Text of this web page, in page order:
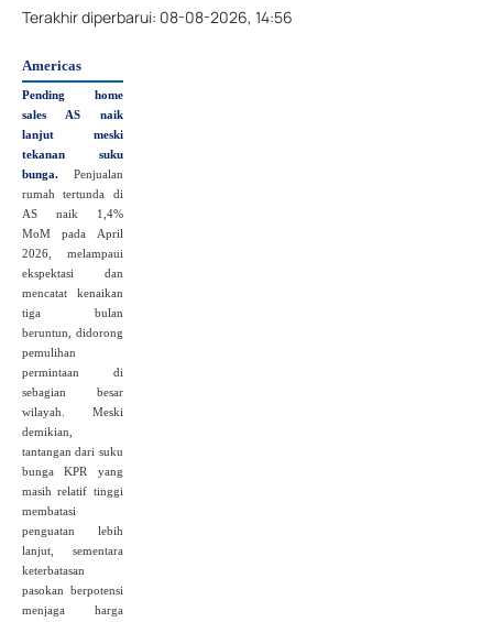
Terakhir diperbarui: 08-08-2026, 14:56
Americas
Pending home
sales AS naik
lanjut meski
tekanan suku
bunga.
Penjualan
rumah tertunda di
AS naik 1,4%
MoM pada April
2026, melampaui
ekspektasi dan
mencatat kenaikan
tiga bulan
beruntun, didorong
pemulihan
permintaan di
sebagian besar
wilayah. Meski
demikian,
tantangan dari suku
bunga KPR yang
masih relatif tinggi
membatasi
penguatan lebih
lanjut, sementara
keterbatasan
pasokan berpotensi
menjaga harga